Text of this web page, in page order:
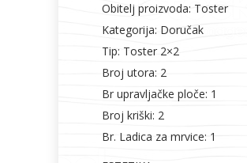
Obitelj proizvoda: Toster
Kategorija: Doručak
Tip: Toster 2×2
Broj utora: 2
Br upravljačke ploče: 1
Broj kriški: 2
Br. Ladica za mrvice: 1